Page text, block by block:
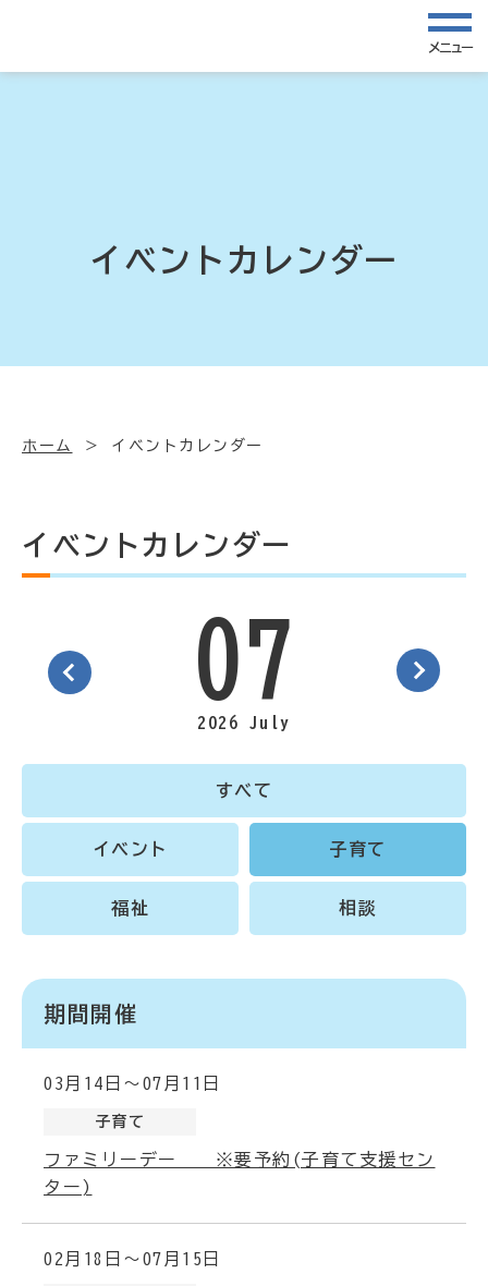
メニュー
イベントカレンダー
ホーム イベントカレンダー
イベントカレンダー
07
2026 July
すべて
イベント 子育て
福祉 相談
期間開催
03月14日～07月11日
子育て
ファミリーデー ※要予約(子育て支援セン
ター)
02月18日～07月15日